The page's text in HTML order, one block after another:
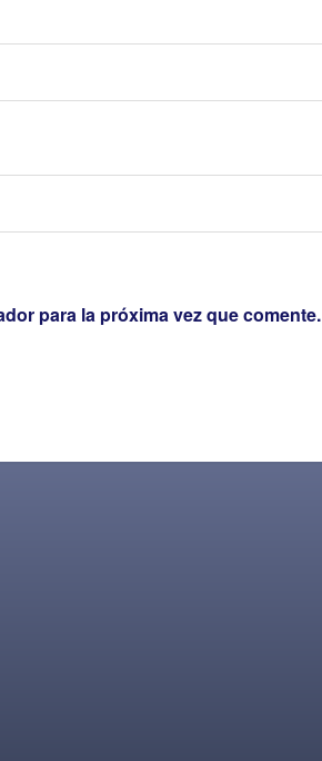
para la próxima vez que comente.